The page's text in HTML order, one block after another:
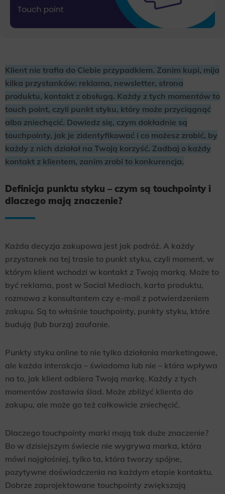
Klient nie trafia do Ciebie przypadkiem. Zanim kupi, mija
kilka przystanków: reklama, newsletter, strona
produktu, kontakt z obsługą. Każdy z tych momentów to
touch point, czyli punkt styku, który może przyciągnąć
albo zniechęcić. Dowiedz się, czym dokładnie są
touchpointy, jak je zidentyfikować i co możesz zrobić, by
każdy z nich działał na Twoją korzyść. Zadbaj o każdy
kontakt z klientem, zanim zrobi to konkurencja.
Definicja punktu styku – czym są touchpointy i
dlaczego mają znaczenie?
Każda decyzja zakupowa jest jak podróż. A każdy
przystanek na tej trasie to punkt styku, czyli moment, w
którym klient wchodzi w kontakt z Twoją marką. Może to
być reklama, post w Social Mediach, karta produktu,
rozmowa z konsultantem czy e-mail z potwierdzeniem
zakupu. Są to właśnie touchpointy, punkty styku, które
budują (lub burzą) zaufanie.
Punkty styku online to nie tylko działania marketingowe,
ale każda interakcja – świadoma lub nie – która wpływa
na to, jak klient odbiera Twoją markę. Każdy z tych
momentów zostawia ślad. Może zbliżyć klienta do
zakupu, ale może go też całkowicie zniechęcić.
Dlaczego touchpointy marki mają tak duże znaczenie?
Bo w dzisiejszym świecie nie wygrywa marka, która
mówi najgłośniej, tylko ta, która tworzy spójne,
pozytywne doświadczenia na każdym etapie kontaktu.
Dobrze zaprojektowane touchpointy zwiększają